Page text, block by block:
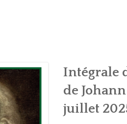
Intégrale
de
juillet